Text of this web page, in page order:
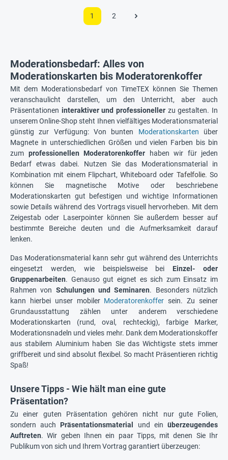
1 2
Moderationsbedarf: Alles von
Moderationskarten bis Moderatorenkoffer
Mit dem Moderationsbedarf von TimeTEX können Sie Themen
veranschaulicht darstellen, um den Unterricht, aber auch
Präsentationen interaktiver und professioneller zu gestalten. In
unserem Online-Shop steht Ihnen vielfältiges Moderationsmaterial
günstig zur Verfügung: Von bunten Moderationskarten über
Magnete in unterschiedlichen Größen und vielen Farben bis bin
zum professionellen Moderatorenkoffer haben wir für jeden
Bedarf etwas dabei. Nutzen Sie das Moderationsmaterial in
Kombination mit einem Flipchart, Whiteboard oder Tafelfolie. So
können Sie magnetische Motive oder beschriebene
Moderationskarten gut befestigen und wichtige Informationen
sowie Details während des Vortrags visuell hervorheben. Mit dem
Zeigestab oder Laserpointer können Sie außerdem besser auf
bestimmte Bereiche deuten und die Aufmerksamkeit darauf
lenken.
Das Moderationsmaterial kann sehr gut während des Unterrichts
eingesetzt werden, wie beispielsweise bei Einzel- oder
Gruppenarbeiten. Genauso gut eignet es sich zum Einsatz im
Rahmen von Schulungen und Seminaren. Besonders nützlich
kann hierbei unser mobiler Moderatorenkoffer sein. Zu seiner
Grundausstattung zählen unter anderem verschiedene
Moderationskarten (rund, oval, rechteckig), farbige Marker,
Moderationsnadeln und vieles mehr. Dank dem Moderationskoffer
aus stabilem Aluminium haben Sie das Wichtigste stets immer
griffbereit und sind absolut flexibel. So macht Präsentieren richtig
Spaß!
Unsere Tipps - Wie hält man eine gute
Präsentation?
Zu einer guten Präsentation gehören nicht nur gute Folien,
sondern auch Präsentationsmaterial und einüberzeugendes
Auftreten. Wir geben Ihnen ein paar Tipps, mit denen Sie Ihr
Publikum von sich und Ihrem Vortrag garantiert überzeugen: